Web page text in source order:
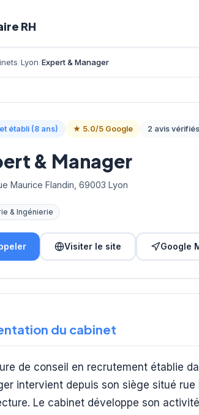
RH
Lyon Expert & Manager
établi (8 ans) ★ 5.0/5 Google 2 avis vérifiés
& Manager
Maurice Flandin, 69003 Lyon
& Ingénierie
Visiter le site Google
du cabinet
de conseil en recrutement établie
intervient depuis son siège situé
Le cabinet développe son